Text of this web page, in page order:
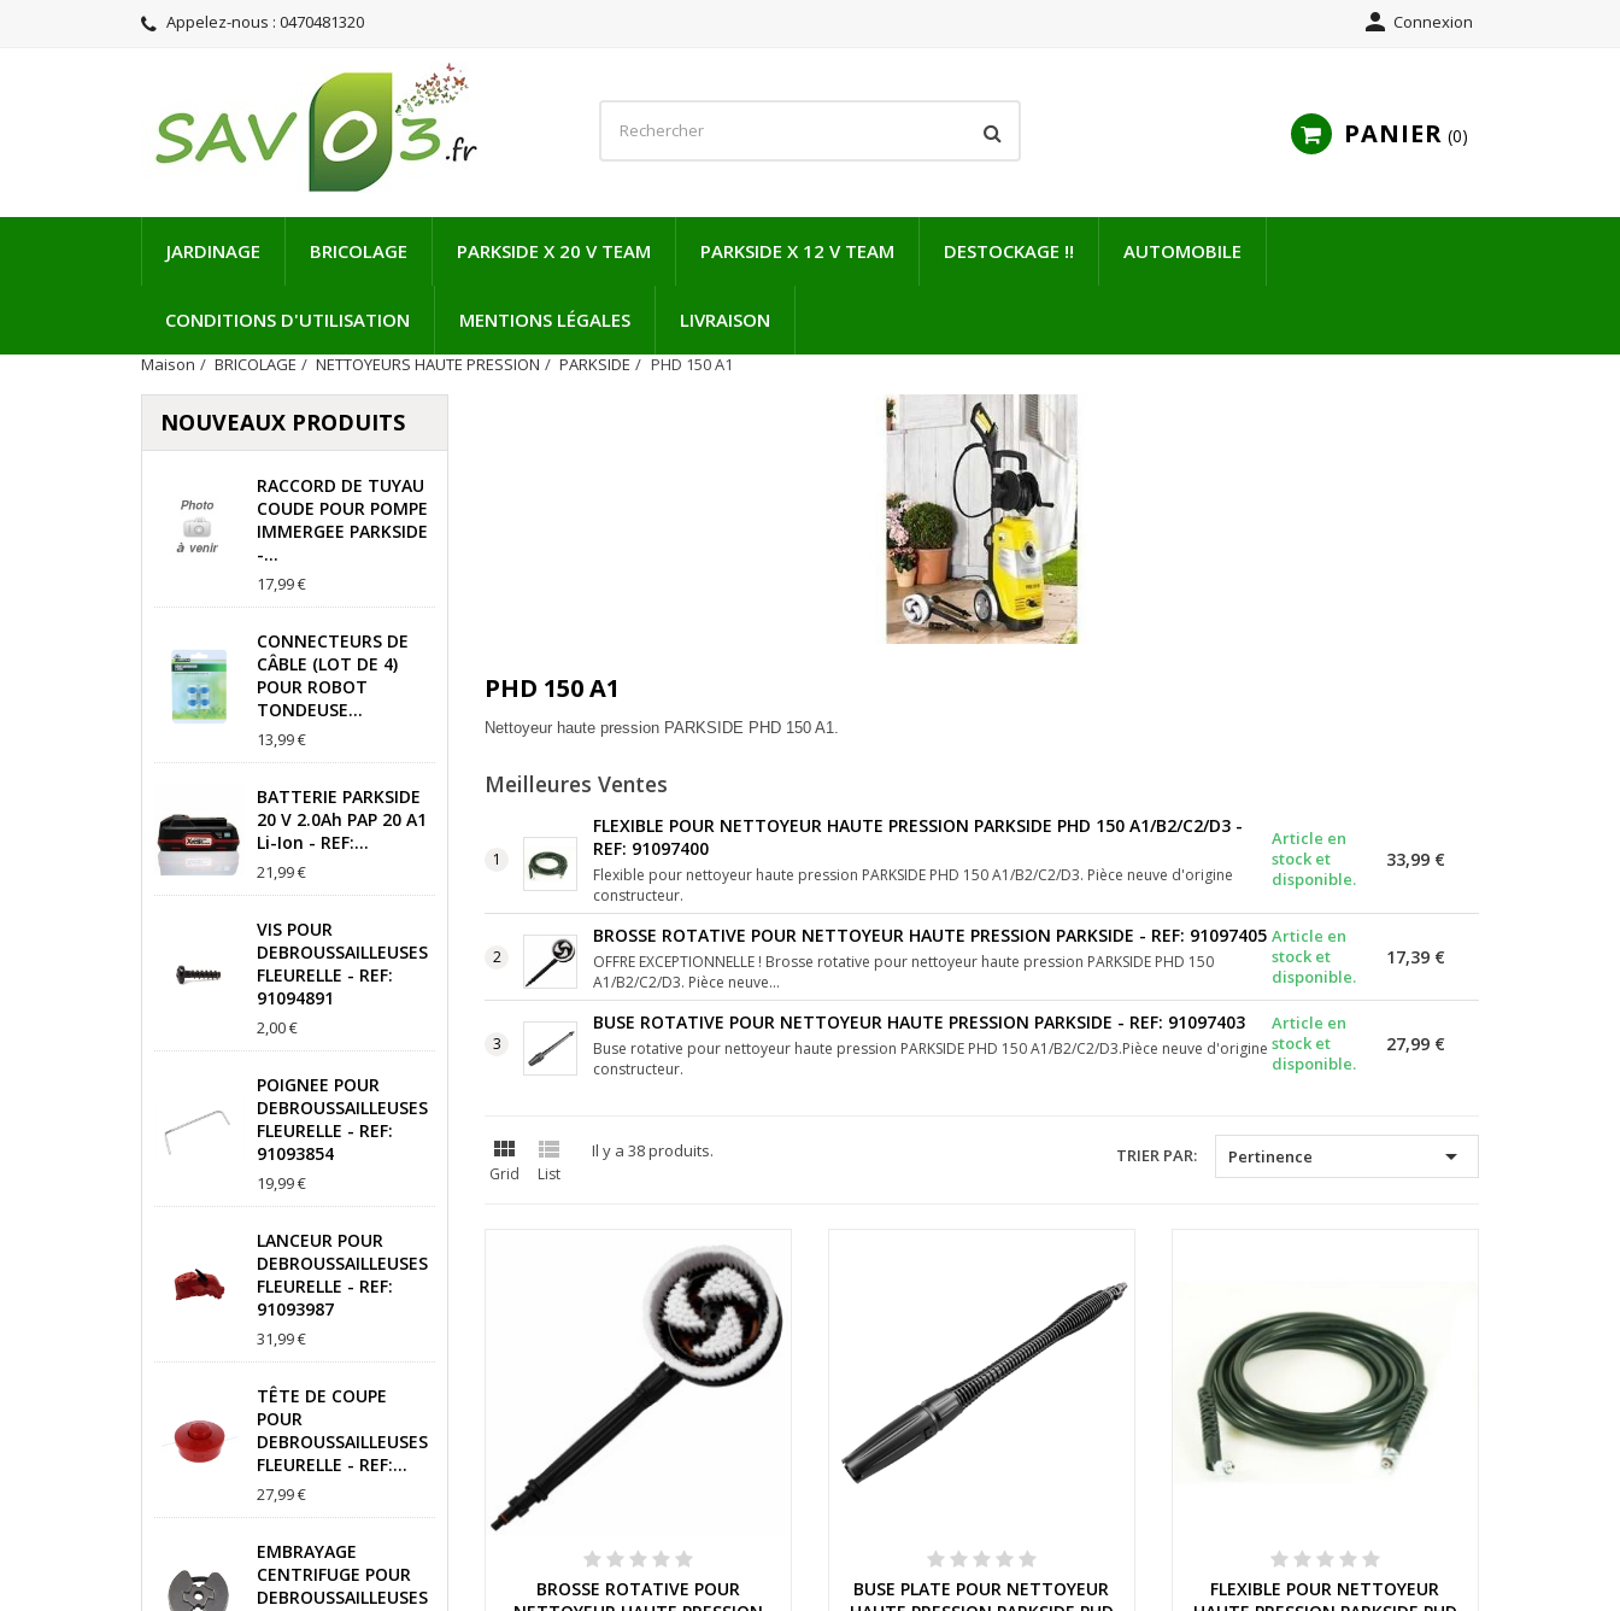
Appelez-nous : 0470481320  Connexion
PANIER 0
JARDINAGE BRICOLAGE PARKSIDE X 20 V TEAM PARKSIDE X 12 V TEAM DESTOCKAGE !! AUTOMOBILE
CONDITIONS D'UTILISATION MENTIONS LÉGALES LIVRAISON
Maison BRICOLAGE NETTOYEURS HAUTE PRESSION PARKSIDE PHD 150 A1
NOUVEAUX PRODUITS
RACCORD DE TUYAU
COUDE POUR POMPE
IMMERGEE PARKSIDE
-...
17,99 €
CONNECTEURS DE
CÂBLE (LOT DE 4)
POUR ROBOT
TONDEUSE...
13,99 €
BATTERIE PARKSIDE
20 V 2.0Ah PAP 20 A1
Li-Ion - REF:...
21,99 €
VIS POUR
DEBROUSSAILLEUSES
FLEURELLE - REF:
91094891
2,00 €
POIGNEE POUR
DEBROUSSAILLEUSES
FLEURELLE - REF:
91093854
19,99 €
LANCEUR POUR
DEBROUSSAILLEUSES
FLEURELLE - REF:
91093987
31,99 €
TÊTE DE COUPE
POUR
DEBROUSSAILLEUSES
FLEURELLE - REF:...
27,99 €
EMBRAYAGE
CENTRIFUGE POUR
DEBROUSSAILLEUSES
PHD 150 A1
Nettoyeur haute pression PARKSIDE PHD 150 A1.
Meilleures Ventes
FLEXIBLE POUR NETTOYEUR HAUTE PRESSION PARKSIDE PHD 150 A1/B2/C2/D3 -
REF: 91097400
Flexible pour nettoyeur haute pression PARKSIDE PHD 150 A1/B2/C2/D3. Pièce neuve d'origine
constructeur.
Article en
stock et
disponible.
33,99 €
BROSSE ROTATIVE POUR NETTOYEUR HAUTE PRESSION PARKSIDE - REF: 91097405
OFFRE EXCEPTIONNELLE ! Brosse rotative pour nettoyeur haute pression PARKSIDE PHD 150
A1/B2/C2/D3. Pièce neuve...
Article en
stock et
disponible.
17,39 €
BUSE ROTATIVE POUR NETTOYEUR HAUTE PRESSION PARKSIDE - REF: 91097403
Buse rotative pour nettoyeur haute pression PARKSIDE PHD 150 A1/B2/C2/D3.Pièce neuve d'origine
constructeur.
Article en
stock et
disponible.
27,99 €

Grid

List
Il y a 38 produits. TRIER PAR: Pertinence 
Aperçu rapide
BROSSE ROTATIVE POUR
Aperçu rapide
BUSE PLATE POUR NETTOYEUR
Aperçu rapide
FLEXIBLE POUR NETTOYEUR